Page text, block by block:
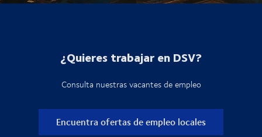
¿Quieres trabajar en DSV?
Consulta nuestras vacantes de empleo
Encuentra ofertas de empleo locales